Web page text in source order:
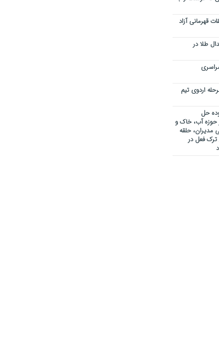
قهرمانی آزاد
طلا در
اردوی تیم
حل
آب، خاک و
مدیران، حلقه
فعل در